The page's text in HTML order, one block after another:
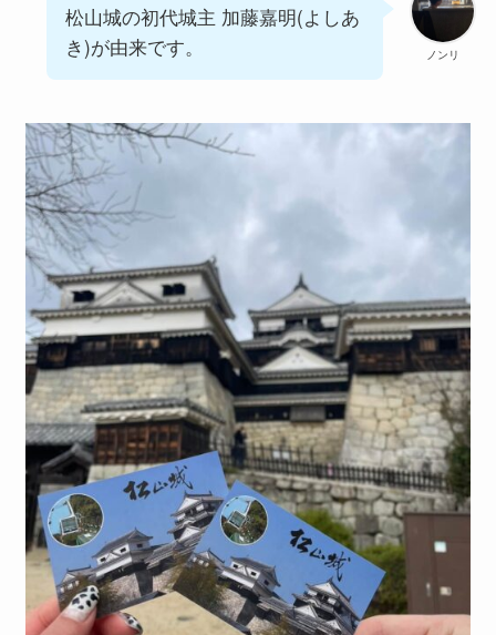
ノンリ
松山城の初代城主 加藤嘉明(よしあ
き)が由来です。